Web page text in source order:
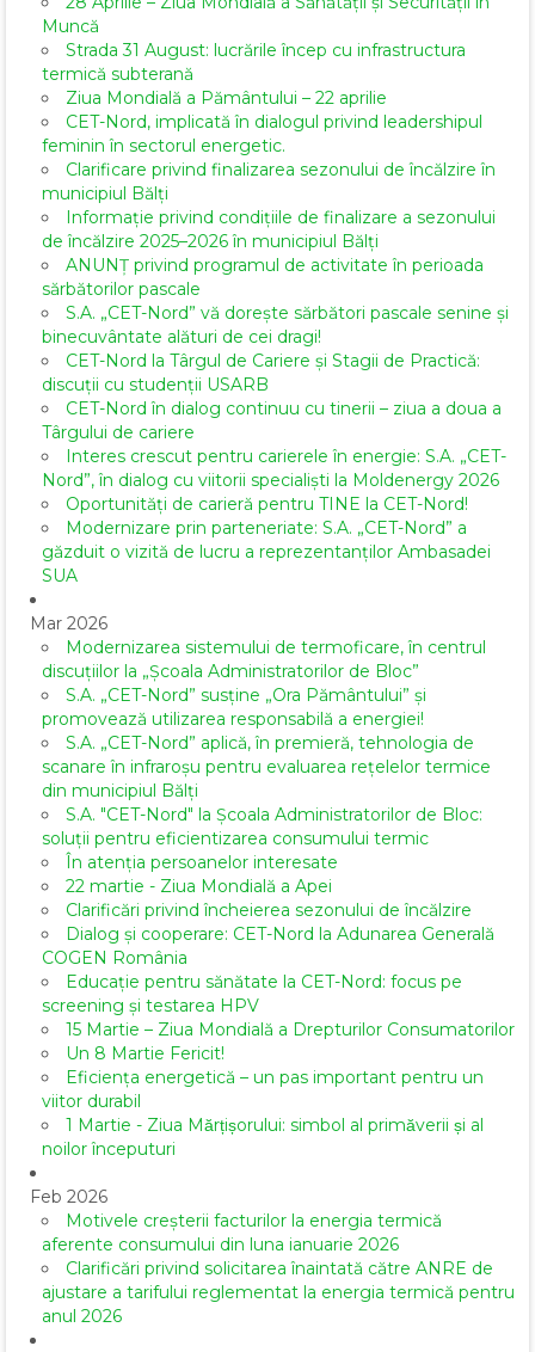
Muncă
Strada 31 August: lucrările încep cu infrastructura
termică subterană
Ziua Mondială a Pământului – 22 aprilie
CET-Nord, implicată în dialogul privind leadershipul
feminin în sectorul energetic.
Clarificare privind finalizarea sezonului de încălzire în
municipiul Bălți
Informație privind condițiile de finalizare a sezonului
de încălzire 2025–2026 în municipiul Bălți
ANUNȚ privind programul de activitate în perioada
sărbătorilor pascale
S.A. „CET-Nord” vă dorește sărbători pascale senine și
binecuvântate alături de cei dragi!
CET-Nord la Târgul de Cariere și Stagii de Practică:
discuții cu studenții USARB
CET-Nord în dialog continuu cu tinerii – ziua a doua a
Târgului de cariere
Interes crescut pentru carierele în energie: S.A. „CET-
Nord”, în dialog cu viitorii specialiști la Moldenergy 2026
Oportunități de carieră pentru TINE la CET-Nord!
Modernizare prin parteneriate: S.A. „CET-Nord” a
găzduit o vizită de lucru a reprezentanților Ambasadei
SUA
Mar 2026
Modernizarea sistemului de termoficare, în centrul
discuțiilor la „Școala Administratorilor de Bloc”
S.A. „CET-Nord” susține „Ora Pământului” și
promovează utilizarea responsabilă a energiei!
S.A. „CET-Nord” aplică, în premieră, tehnologia de
scanare în infraroșu pentru evaluarea rețelelor termice
din municipiul Bălți
S.A. "CET-Nord" la Școala Administratorilor de Bloc:
soluții pentru eficientizarea consumului termic
În atenția persoanelor interesate
22 martie - Ziua Mondială a Apei
Clarificări privind încheierea sezonului de încălzire
Dialog și cooperare: CET-Nord la Adunarea Generală
COGEN România
Educație pentru sănătate la CET-Nord: focus pe
screening și testarea HPV
15 Martie – Ziua Mondială a Drepturilor Consumatorilor
Un 8 Martie Fericit!
Eficiența energetică – un pas important pentru un
viitor durabil
1 Martie - Ziua Mărțișorului: simbol al primăverii și al
noilor începuturi
Feb 2026
Motivele creșterii facturilor la energia termică
aferente consumului din luna ianuarie 2026
Clarificări privind solicitarea înaintată către ANRE de
ajustare a tarifului reglementat la energia termică pentru
anul 2026